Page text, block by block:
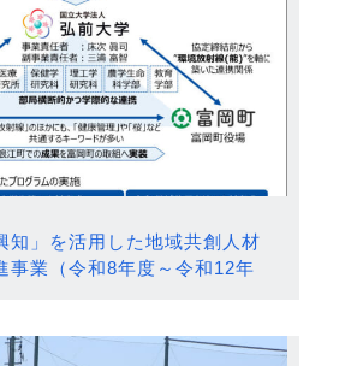
知」を活用した地域共創人材
事業（令和8年度～令和12年